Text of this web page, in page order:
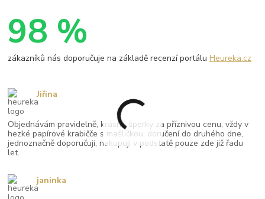
98 %
zákazníků nás doporučuje na základě recenzí portáluHeureka.cz
Objednávám pravidelně, krásné šperky za příznivou cenu, vždy v
hezké papírové krabičče s mašličkou, doručení do druhého dne,
jednoznačně doporučuji, nakupuji v podstatě pouze zde již řadu
let.
Jiřina
janinka